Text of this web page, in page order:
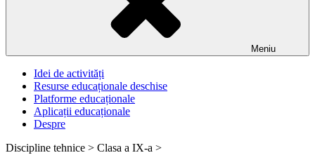
Meniu
Idei de activități
Resurse educaționale deschise
Platforme educaționale
Aplicații educaționale
Despre
Discipline tehnice > Clasa a IX-a >